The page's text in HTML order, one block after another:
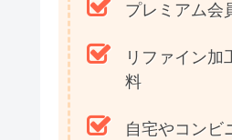
プレミアム会
リファイン
料
自宅やコンビ